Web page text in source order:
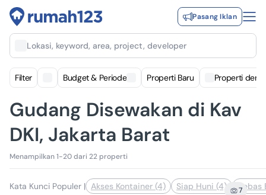
Pasang Iklan
Lokasi, keyword, area, project, developer
Filter Budget & Periode Properti Baru Properti
Gudang Disewakan di Kav
DKI, Jakarta Barat
Menampilkan 1-20 dari 22 properti
Kata Kunci Populer | Akses Kontainer (4) Siap Huni (4) Bebas
7